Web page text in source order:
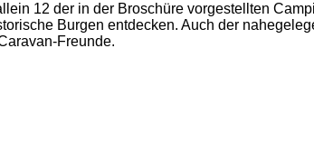
12 der in der Broschüre vorgestellten
Burgen entdecken. Auch der
Freunde.